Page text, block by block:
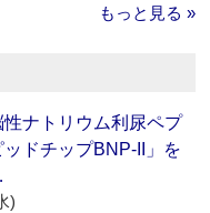
もっと見る »
性ナトリウム利尿ペプ
ドチップBNP-II」を
)